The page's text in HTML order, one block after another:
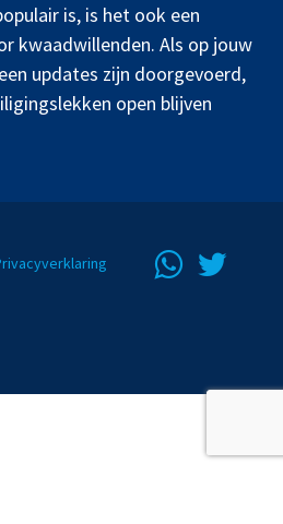
is, is het ook een
kwaadwillenden. Als op jouw
updates zijn doorgevoerd,
open blijven